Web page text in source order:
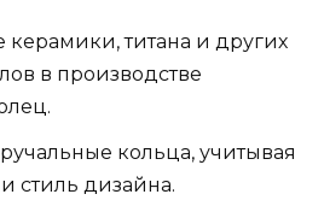
керамики, титана и других
в производстве
кольца, учитывая
стиль дизайна.